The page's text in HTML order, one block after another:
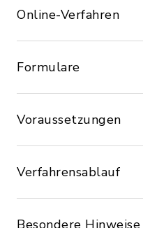
Online-Verfahren
Formulare
Voraussetzungen
Verfahrensablauf
Besondere Hinweise